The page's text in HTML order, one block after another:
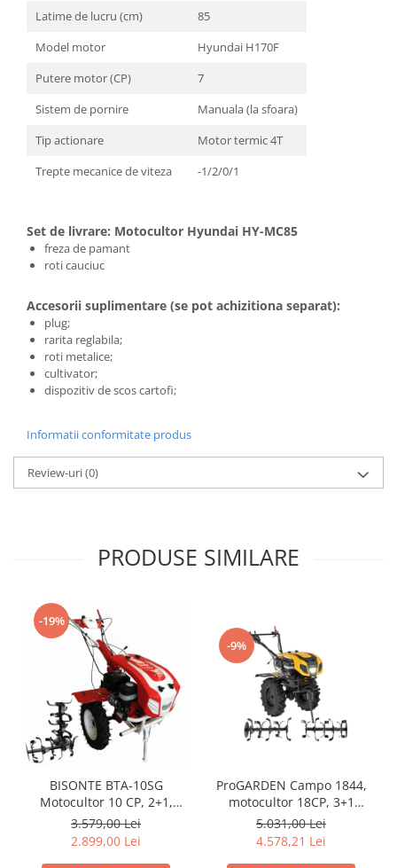
Latime de lucru (cm)
85
Model motor
Hyundai H170F
Putere motor (CP)
7
Sistem de pornire
Manuala (la sfoara)
Tip actionare
Motor termic 4T
Trepte mecanice de viteza
-1/2/0/1
Set de livrare: Motocultor Hyundai HY-MC85
freza de pamant
roti cauciuc
Accesorii suplimentare (se pot achizitiona separat):
plug;
rarita reglabila;
roti metalice;
cultivator;
dispozitiv de scos cartofi;
Informatii conformitate produs
Review-uri(0)
PRODUSE SIMILARE
-19%
BISONTE BTA-10SG
Motocultor 10 CP, 2+1,
benzina
3.579,00 Lei
2.899,00 Lei
-9%
ProGARDEN Campo 1844,
motocultor 18CP, 3+1
trepte, 2+2+1 freze,
diferential, roti 6.00-12,
5.031,00 Lei
4.578,21 Lei